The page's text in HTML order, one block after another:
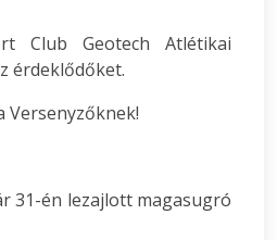
Club Geotech Atlétikai
érdeklődőket.
31-én lezajlott magasugró